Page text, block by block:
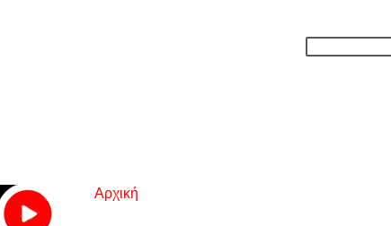
Είστε εδώ
Αρχική